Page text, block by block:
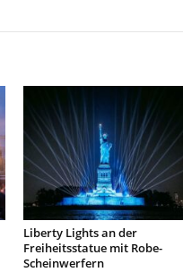
Liberty Lights an der
Freiheitsstatue mit Robe-
Scheinwerfern